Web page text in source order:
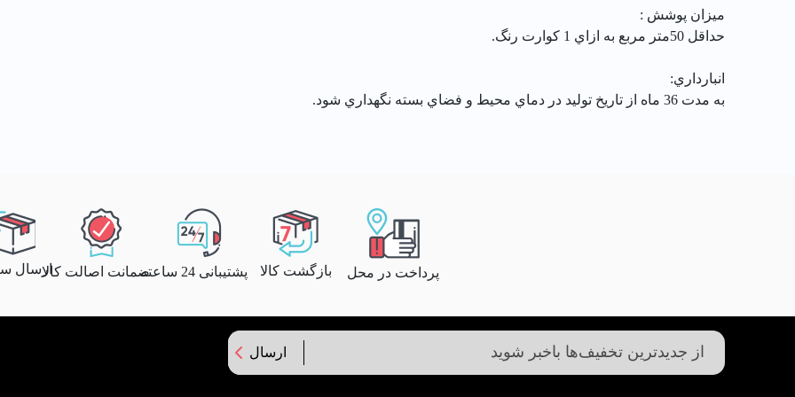
ميزان پوشش :
حداقل 50متر مربع به ازاي 1 كوارت رنگ.
انبارداري:
به مدت 36 ماه از تاريخ توليد در دماي محيط و فضاي بسته نگهداري شود.
پرداخت در محل بازگشت کالا پشتیبانی 24 ساعته ضمانت اصالت کالاارسال
ارسال